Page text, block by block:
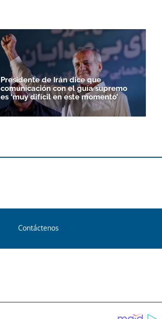
Presidente de Irán dice que
comunicación con el guía supremo
es ‘muy difícil en este momento’
Contáctenos